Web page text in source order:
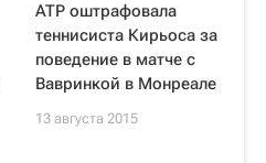
ATP оштрафовала
теннисиста Кирьоса за
поведение в матче с
Вавринкой в Монреале
13 августа 2015